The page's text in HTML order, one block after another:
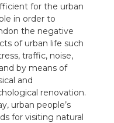
for the urban
in order to
the negative
of urban life such
traffic, noise,
by means of
and
renovation.
urban people’s
for visiting natural